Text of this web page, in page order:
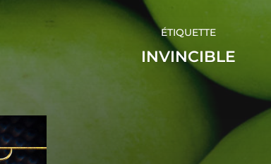
ÉTIQUETTE
INVINCIBLE